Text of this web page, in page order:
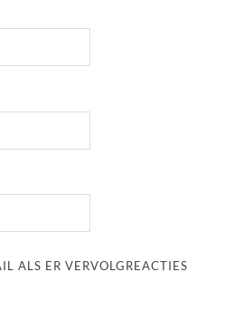
ALS ER VERVOLGREACTIES